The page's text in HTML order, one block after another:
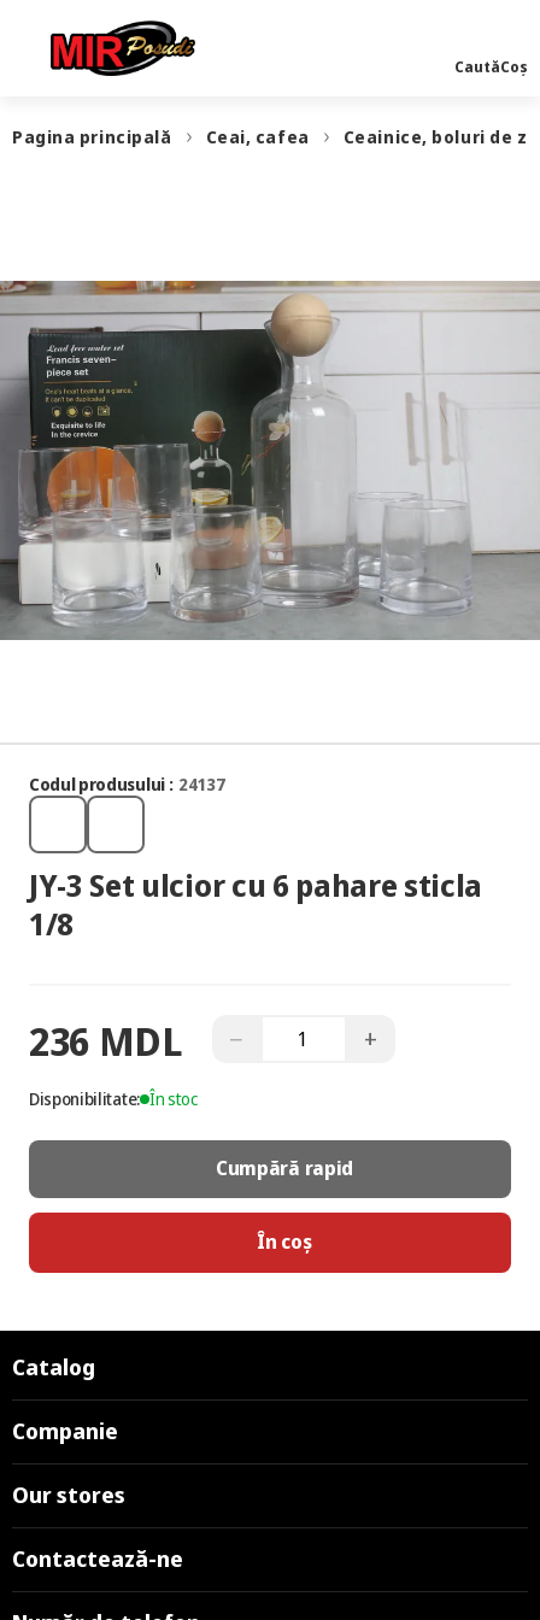
CautăCoș
Pagina principală Ceai, cafea Ceainice, boluri de
Codul produsului : 24137
JY-3 Set ulcior cu 6 pahare sticla
1/8
236 MDL − +
Disponibilitate: În stoc
Cumpără rapid
În coș
Catalog
Companie
Our stores
Contactează-ne